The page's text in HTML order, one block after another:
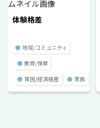
体験格差
● 地域/コミュニティ
● 教育/保育
● 貧困/経済格差 ● 家族